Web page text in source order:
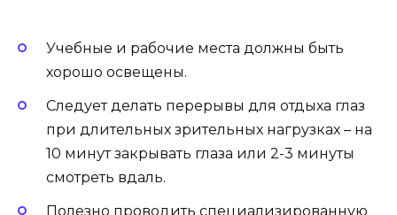
Учебные и рабочие места должны быть
хорошо освещены.
Следует делать перерывы для отдыха глаз
при длительных зрительных нагрузках – на
10 минут закрывать глаза или 2-3 минуты
смотреть вдаль.
Полезно проводить специализированную